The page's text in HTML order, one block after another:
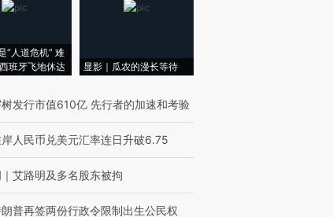
“人道危机” 难
班牙飞地休达
显影｜瓜农的漫长等待
发行市值610亿 先行者的加速和考验
人民币兑美元汇率连日升破6.75
｜ 艾路明及多名股东被拘
普再签两份行政令限制出生公民权